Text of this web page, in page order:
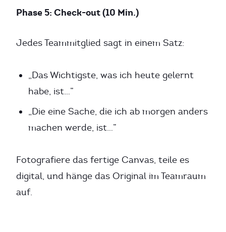
Phase 5: Check-out (10 Min.)
Jedes Teammitglied sagt in einem Satz:
„Das Wichtigste, was ich heute gelernt
habe, ist…”
„Die eine Sache, die ich ab morgen anders
machen werde, ist…”
Fotografiere das fertige Canvas, teile es
digital, und hänge das Original im Teamraum
auf.